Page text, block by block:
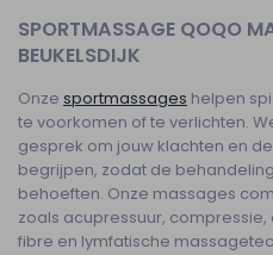
SPORTMASSAGE QOQO
BEUKELSDIJK
Onze sportmassages helpen
te voorkomen of te verlichten.
gesprek om jouw klachten en
begrijpen, zodat de
behoeften. Onze massages
zoals acupressuur,
fibre en lymfatische